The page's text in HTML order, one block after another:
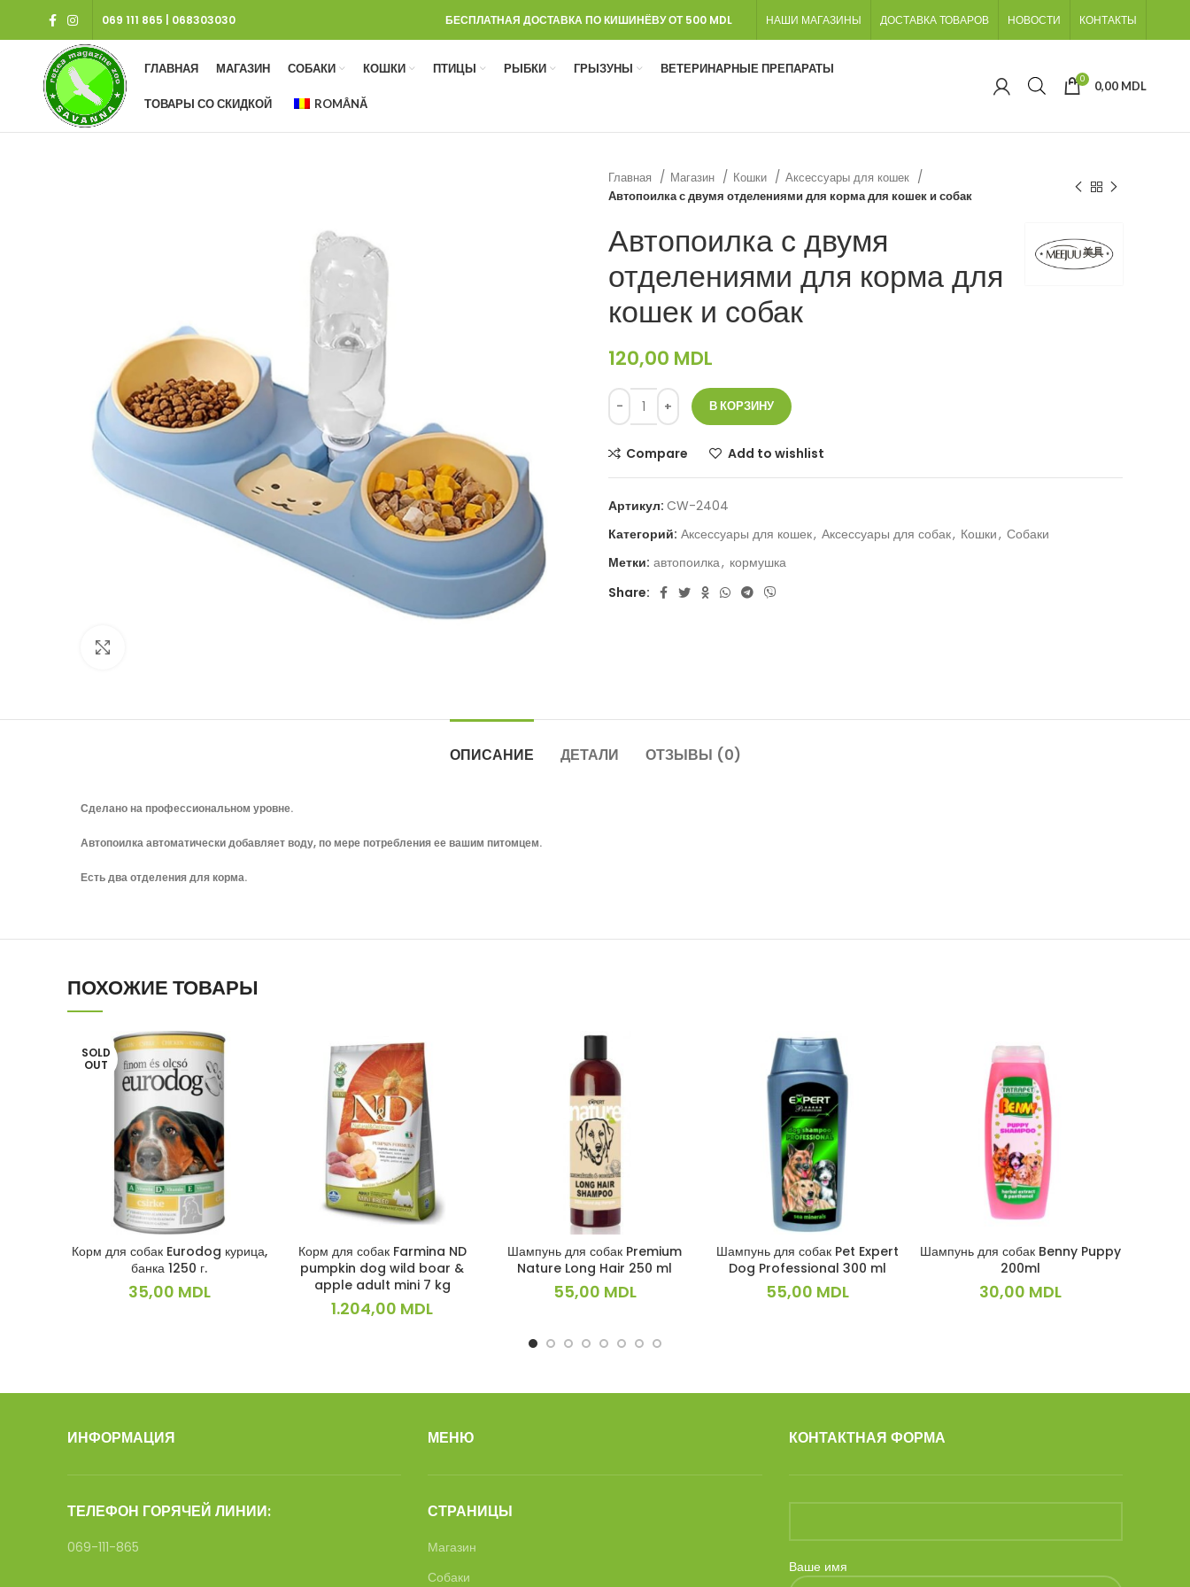
069 111 865 068303030 БЕСПЛАТНАЯ ДОСТАВКА ПО КИШИНЁВУ ОТ 500 MDL НАШИ МАГАЗИНЫ ДОСТАВКА ТОВАРОВ НОВОСТИ КОНТАКТЫ
ГЛАВНАЯ МАГАЗИН СОБАКИ КОШКИ ПТИЦЫ РЫБКИ ГРЫЗУНЫ ВЕТЕРИНАРНЫЕ ПРЕПАРАТЫ
ТОВАРЫ СО СКИДКОЙ ROMÂNĂ
0 0,00 MDL
Главная Магазин Кошки
Аксессуары для кошек
Автопоилка с двумя отделениями для корма для кошек и собак
Автопоилка с двумя
отделениями для корма для
кошек и собак
120,00 MDL
В КОРЗИНУ
Compare Add to wishlist
Артикул: CW-2404
Категорий: Аксессуары для кошек, Аксессуары для собак, Кошки, Собаки
Метки: автопоилка, кормушка
Share:
ОПИСАНИЕ ДЕТАЛИ ОТЗЫВЫ (0)
Сделано на профессиональном уровне.
Автопоилка автоматически добавляет воду, по мере потребления ее вашим питомцем.
Есть два отделения для корма.
ПОХОЖИЕ ТОВАРЫ
SOLD
OUT
ПОДРОБНЕЕ
Корм для собак Eurodog курица,
банка 1250 г.
35,00 MDL
В КОРЗИНУ
Корм для собак Farmina ND
pumpkin dog wild boar &
apple adult mini 7 kg
1.204,00 MDL
В КОРЗИНУ
Шампунь для собак Premium
Nature Long Hair 250 ml
55,00 MDL
В КОРЗИНУ
Шампунь для собак Pet Expert
Dog Professional 300 ml
55,00 MDL
В КОРЗИНУ
Шампунь для собак Benny Puppy
200ml
30,00 MDL
ИНФОРМАЦИЯ
ТЕЛЕФОН ГОРЯЧЕЙ ЛИНИИ:
069-111-865
МЕНЮ
СТРАНИЦЫ
Магазин
Собаки
КОНТАКТНАЯ ФОРМА
Ваше имя